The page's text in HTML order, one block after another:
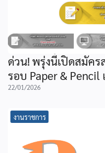
ด่วน! พรุ่งนี้เปิดสมัค
รอบ Paper &
22/01/2026
งานราชการ